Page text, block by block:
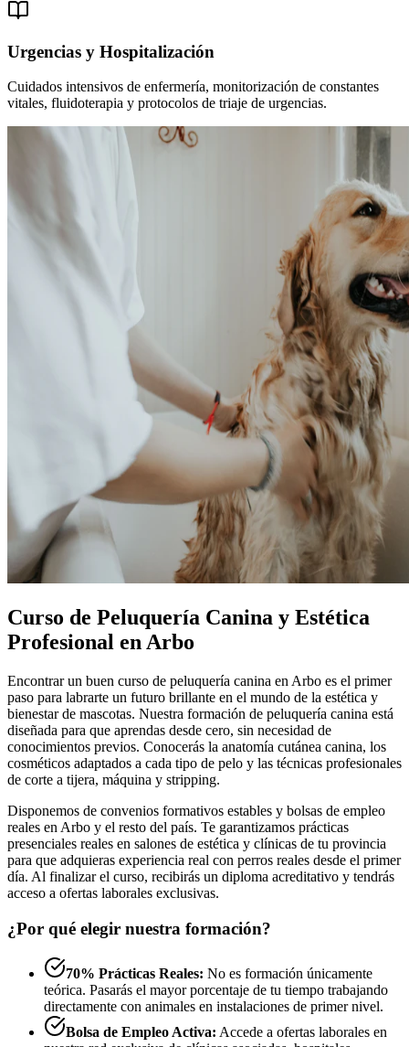
Urgencias y Hospitalización
Cuidados intensivos de enfermería, monitorización de constantes
vitales, fluidoterapia y protocolos de triaje de urgencias.
Curso de Peluquería Canina y Estética
Profesional en Arbo
Encontrar un buen curso de peluquería canina en Arbo es el primer
paso para labrarte un futuro brillante en el mundo de la estética y
bienestar de mascotas. Nuestra formación de peluquería canina está
diseñada para que aprendas desde cero, sin necesidad de
conocimientos previos. Conocerás la anatomía cutánea canina, los
cosméticos adaptados a cada tipo de pelo y las técnicas profesionales
de corte a tijera, máquina y stripping.
Disponemos de convenios formativos estables y bolsas de empleo
reales en Arbo y el resto del país. Te garantizamos prácticas
presenciales reales en salones de estética y clínicas de tu provincia
para que adquieras experiencia real con perros reales desde el primer
día. Al finalizar el curso, recibirás un diploma acreditativo y tendrás
acceso a ofertas laborales exclusivas.
¿Por qué elegir nuestra formación?
70% Prácticas Reales: No es formación únicamente
teórica. Pasarás el mayor porcentaje de tu tiempo trabajando
directamente con animales en instalaciones de primer nivel.
Bolsa de Empleo Activa: Accede a ofertas laborales en